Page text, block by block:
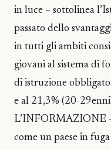
in luce – sottolinea
passato dello
in tutti gli ambiti
giovani al sistema di
di istruzione
e al 21,3% (20-
L’INFORMAZIONE
come un paese in